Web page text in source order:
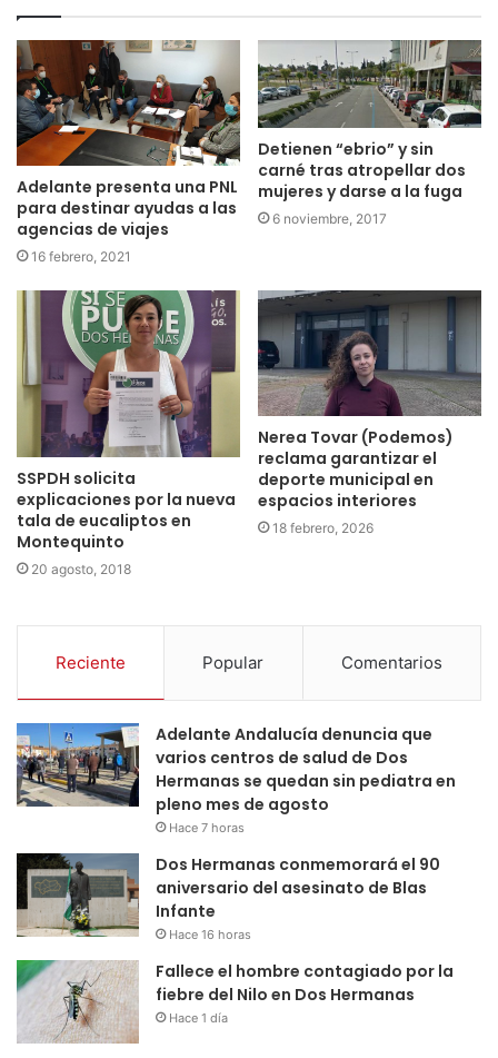
Adelante presenta una PNL
para destinar ayudas a las
agencias de viajes
16 febrero, 2021
Detienen “ebrio” y sin
carné tras atropellar dos
mujeres y darse a la fuga
6 noviembre, 2017
SSPDH solicita
explicaciones por la nueva
tala de eucaliptos en
Montequinto
20 agosto, 2018
Nerea Tovar (Podemos)
reclama garantizar el
deporte municipal en
espacios interiores
18 febrero, 2026
Reciente Popular Comentarios
Adelante Andalucía denuncia que
varios centros de salud de Dos
Hermanas se quedan sin pediatra en
pleno mes de agosto
Hace 7 horas
Dos Hermanas conmemorará el 90
aniversario del asesinato de Blas
Infante
Hace 16 horas
Fallece el hombre contagiado por la
fiebre del Nilo en Dos Hermanas
Hace 1 día